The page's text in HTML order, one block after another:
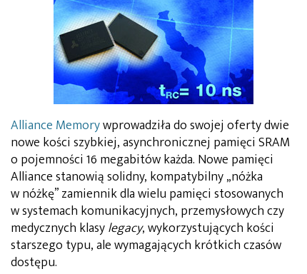
Alliance Memorywprowadziła do swojej oferty dwie
nowe kości szybkiej, asynchronicznej pamięci SRAM
o pojemności 16 megabitów każda. Nowe pamięci
Alliance stanowią solidny, kompatybilny „nóżka
w nóżkę” zamiennik dla wielu pamięci stosowanych
w systemach komunikacyjnych, przemysłowych czy
medycznych klasylegacy, wykorzystujących kości
starszego typu, ale wymagających krótkich czasów
dostępu.